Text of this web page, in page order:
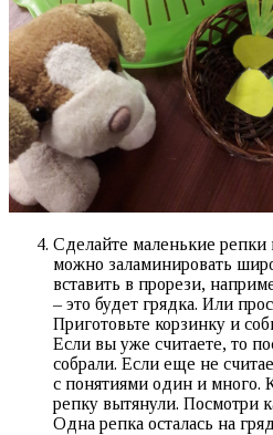
Сделайте маленькие репки
можно заламинировать
вставить в прорези,
– это будет грядка. Или
Приготовьте корзинку и
Если вы уже считаете, то
собрали. Если еще не
с понятиями один и много.
репку вытянули. Посмотри
Одна репка осталась на